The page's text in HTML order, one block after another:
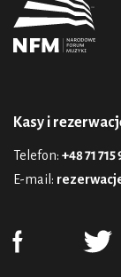
Kasy i
Telefon: +48 71 715
E-mail: